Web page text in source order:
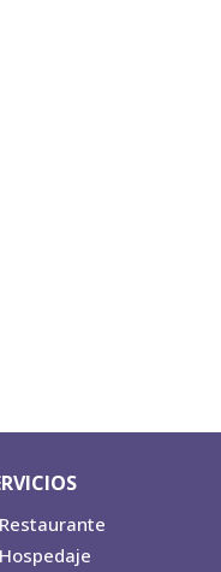
Restaurante
Hospedaje